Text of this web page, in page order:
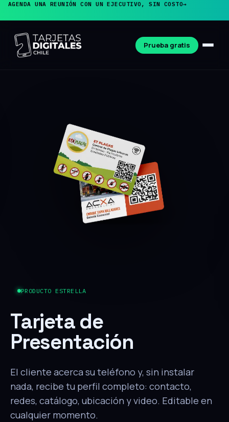
AGENDA UNA REUNIÓN CON UN EJECUTIVO, SIN COSTO→
Prueba gratis
PRODUCTO ESTRELLA
Tarjeta de
Presentación
El cliente acerca su teléfono y, sin instalar
nada, recibe tu perfil completo: contacto,
redes, catálogo, ubicación y video. Editable en
cualquier momento.